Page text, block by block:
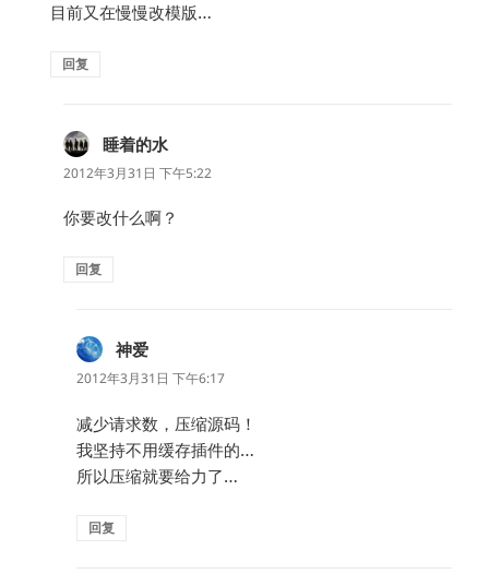
目前又在慢慢改模版…
回复
睡着的水说
道：
2012年3月31日 下午5:22
你要改什么啊？
回复
神爱
道：
2012年3月31日 下午6:17
减少请求数，压缩源码！
我坚持不用缓存插件的…
所以压缩就要给力了…
回复